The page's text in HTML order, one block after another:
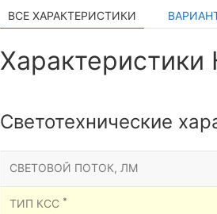
ВСЕ ХАРАКТЕРИСТИКИ
Светотехнические
СВЕТОВОЙ ПОТОК, ЛМ
ТИП КСС *